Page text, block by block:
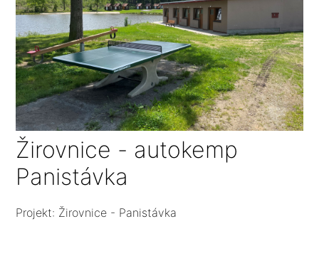
Žirovnice - autokemp
Panistávka
Projekt: Žirovnice - Panistávka